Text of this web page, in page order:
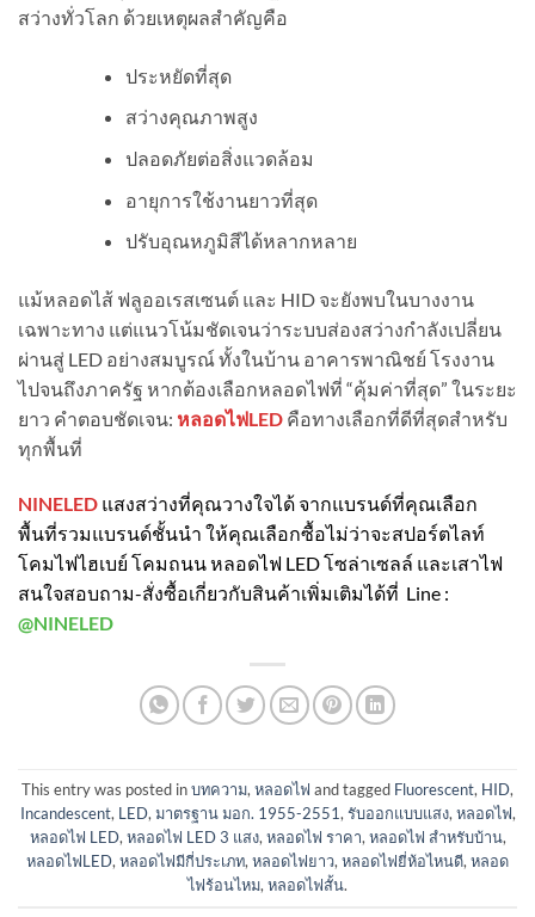
สว่างทั่วโลก ด้วยเหตุผลสำคัญคือ
ประหยัดที่สุด
สว่างคุณภาพสูง
ปลอดภัยต่อสิ่งแวดล้อม
อายุการใช้งานยาวที่สุด
ปรับอุณหภูมิสีได้หลากหลาย
แม้หลอดไส้ ฟลูออเรสเซนต์ และ HID จะยังพบในบางงาน
เฉพาะทาง แต่แนวโน้มชัดเจนว่าระบบส่องสว่างกำลังเปลี่ยน
ผ่านสู่ LED อย่างสมบูรณ์ ทั้งในบ้าน อาคารพาณิชย์ โรงงาน
ไปจนถึงภาครัฐ หากต้องเลือกหลอดไฟที่ “คุ้มค่าที่สุด” ในระยะ
ยาว คำตอบชัดเจน: หลอดไฟLED คือทางเลือกที่ดีที่สุดสำหรับ
ทุกพื้นที่
NINELED แสงสว่างที่คุณวางใจได้ จากแบรนด์ที่คุณเลือก
พื้นที่รวมแบรนด์ชั้นนำ ให้คุณเลือกซื้อไม่ว่าจะสปอร์ตไลท์
โคมไฟไฮเบย์ โคมถนน หลอดไฟ LED โซล่าเซลล์ และเสาไฟ
สนใจสอบถาม-สั่งซื้อเกี่ยวกับสินค้าเพิ่มเติมได้ที่ Line :
@NINELED
This entry was posted inบทความ,หลอดไฟ and tagged Fluorescent, HID,
Incandescent, LED,มาตรฐาน มอก. 1955-2551,รับออกแบบแสง,หลอดไฟ,
หลอดไฟ LED,หลอดไฟ LED 3 แสง,หลอดไฟ ราคา,หลอดไฟ สำหรับบ้าน,
หลอดไฟLED,หลอดไฟมีกี่ประเภท,หลอดไฟยาว,หลอดไฟยี่ห้อไหนดี,หลอด
ไฟร้อนไหม,หลอดไฟสั้น.